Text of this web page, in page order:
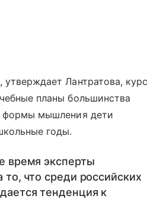
Лантратова, курс
планы большинства
формы мышления дети
годы.
время эксперты
то, что среди российских
тенденция к